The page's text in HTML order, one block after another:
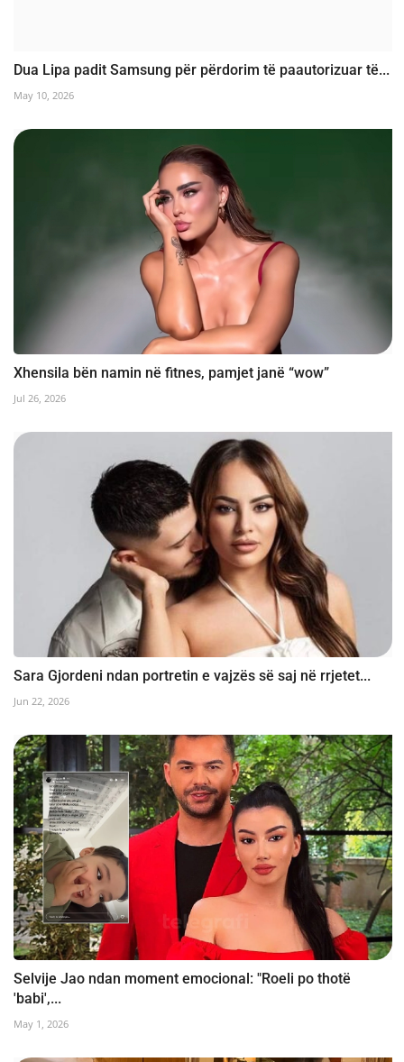
Dua Lipa padit Samsung për përdorim të paautorizuar të...
May 10, 2026
Xhensila bën namin në fitnes, pamjet janë “wow”
Jul 26, 2026
Sara Gjordeni ndan portretin e vajzës së saj në rrjetet...
Jun 22, 2026
Selvije Jao ndan moment emocional: "Roeli po thotë
'babi',...
May 1, 2026